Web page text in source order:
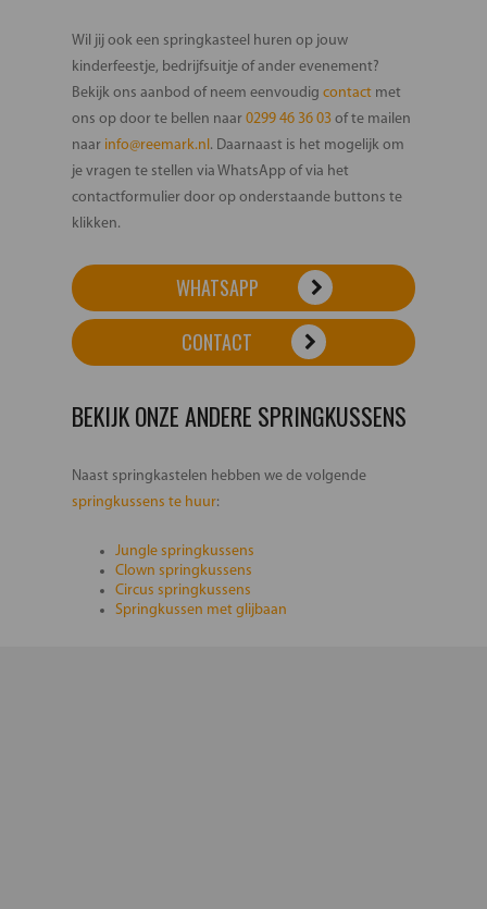
Wil jij ook een springkasteel huren op jouw
kinderfeestje, bedrijfsuitje of ander evenement?
Bekijk ons aanbod of neem eenvoudigcontact met
ons op door te bellen naar0299 46 36 03 of te mailen
naar info@reemark.nl. Daarnaast is het mogelijk om
je vragen te stellen via WhatsApp of via het
contactformulier door op onderstaande buttons te
klikken.
WHATSAPP
CONTACT
BEKIJK ONZE ANDERE SPRINGKUSSENS
Naast springkastelen hebben we de volgende
springkussens te huur:
Jungle springkussens
Clown springkussens
Circus springkussens
Springkussen met glijbaan